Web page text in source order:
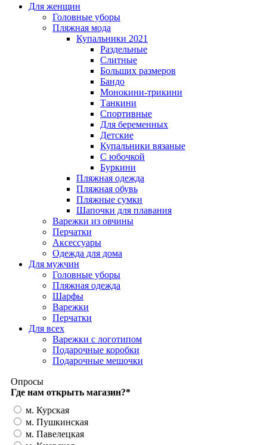
Для женщин
Головные уборы
Пляжная мода
Купальники 2021
Раздельные
Слитные
Больших размеров
Бандо
Монокини-трикини
Танкини
Спортивные
Для беременных
Детские
Купальники вязаные
С юбочкой
Буркини
Пляжная одежда
Пляжная обувь
Пляжные сумки
Шапочки для плавания
Варежки из овчины
Перчатки
Аксессуары
Одежда для дома
Для мужчин
Головные уборы
Пляжная одежда
Шарфы
Варежки
Перчатки
Для всех
Варежки с логотипом
Подарочные коробки
Подарочные мешочки
Опросы
Где нам открыть магазин?*
м. Курская
м. Пушкинская
м. Павелецкая